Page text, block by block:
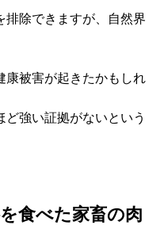
排除できますが、自然界
康被害が起きたかもしれ
強い証拠がないという
食べた家畜の肉